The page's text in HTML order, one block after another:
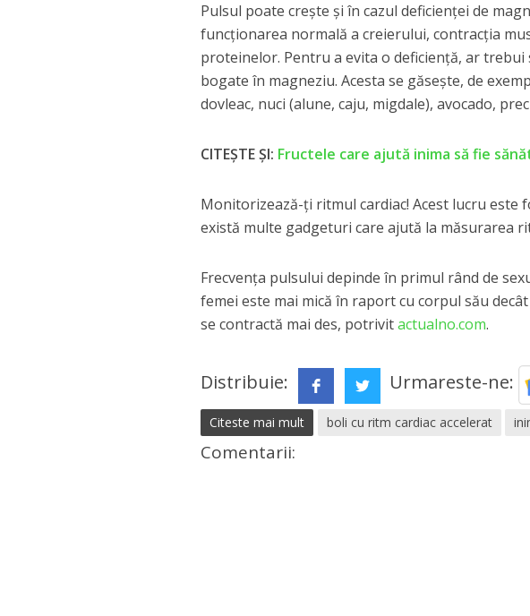
Pulsul poate crește și în cazul deficienței de
funcționarea normală a creierului, contracția
proteinelor. Pentru a evita o deficiență, ar
bogate în magneziu. Acesta se găsește, de
dovleac, nuci (alune, caju, migdale), avocado,
CITEȘTE ȘI: Fructele care ajută inima să fie
Monitorizează-ți ritmul cardiac! Acest lucru
există multe gadgeturi care ajută la măsurarea
Frecvența pulsului depinde în primul rând de
femei este mai mică în raport cu corpul său
se contractă mai des, potrivitactualno.com.
Distribuie: Urmareste-ne:
Citeste mai mult boli cu ritm cardiac accelerat
Comentarii: